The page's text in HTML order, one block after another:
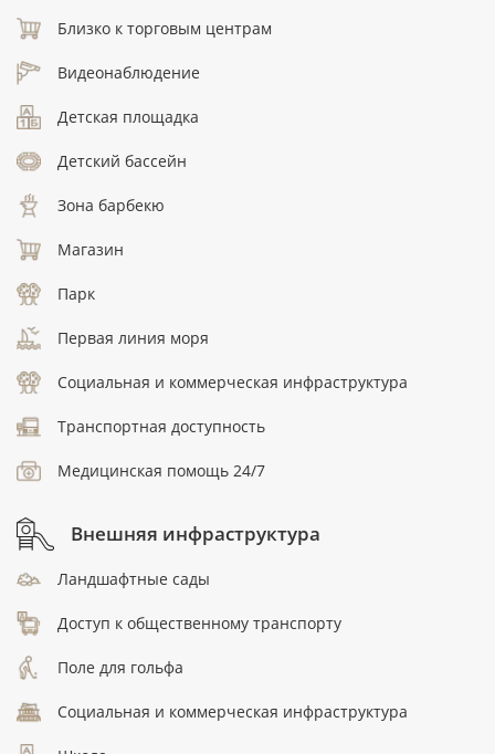
Близко к торговым центрам
Видеонаблюдение
Детская площадка
Детский бассейн
Зона барбекю
Магазин
Парк
Первая линия моря
Социальная и коммерческая инфраструктура
Транспортная доступность
Медицинская помощь 24/7
Внешняя инфраструктура
Ландшафтные сады
Доступ к общественному транспорту
Поле для гольфа
Социальная и коммерческая инфраструктура